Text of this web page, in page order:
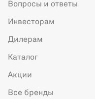
Вопросы и ответы
Инвесторам
Дилерам
Каталог
Акции
Все бренды